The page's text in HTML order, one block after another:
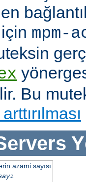
mpm-
Bu
azami sayısı